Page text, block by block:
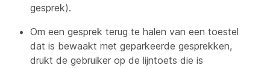
gesprek).
Om een gesprek terug te halen van een toestel
dat is bewaakt met geparkeerde gesprekken,
drukt de gebruiker op de lijntoets die is